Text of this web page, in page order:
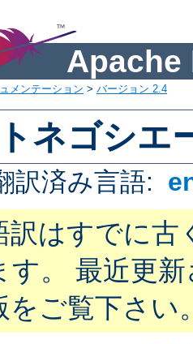
Apache
メンテーション > バージョン 2.4
ネゴシエ
訳済み言語:
訳はすでに古
す。 最近更
をご覧下さい